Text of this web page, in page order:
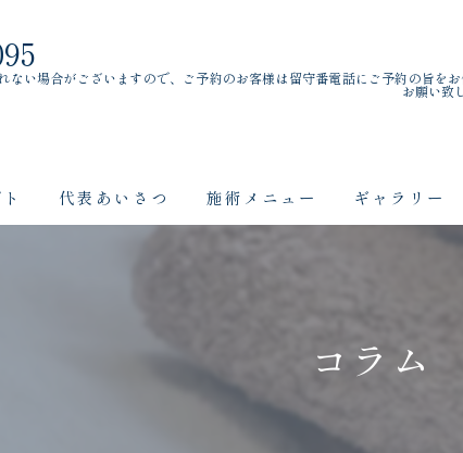
い場合がございますので、ご予約のお客様は留守番電話にご予約の旨を
お願い致
代表あいさつ 施術メニュー ギャラリー
コラム